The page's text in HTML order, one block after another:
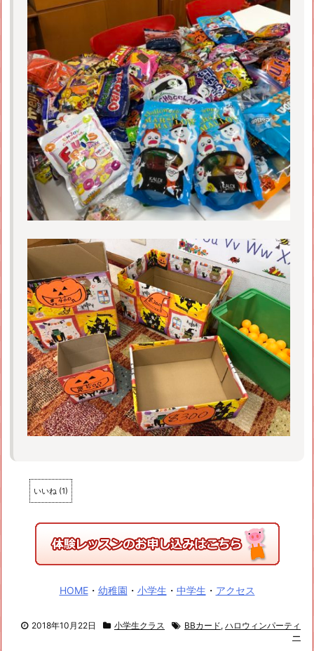
いいね (1)
HOME・ 幼稚園 ・ 小学生 ・ 中学生 ・ アクセス
2018年10月22日 小学生クラス BBカード, ハロウィンパーティ
ー